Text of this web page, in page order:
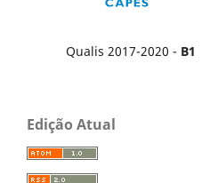
Qualis 2017-2020 - B1
Edição Atual